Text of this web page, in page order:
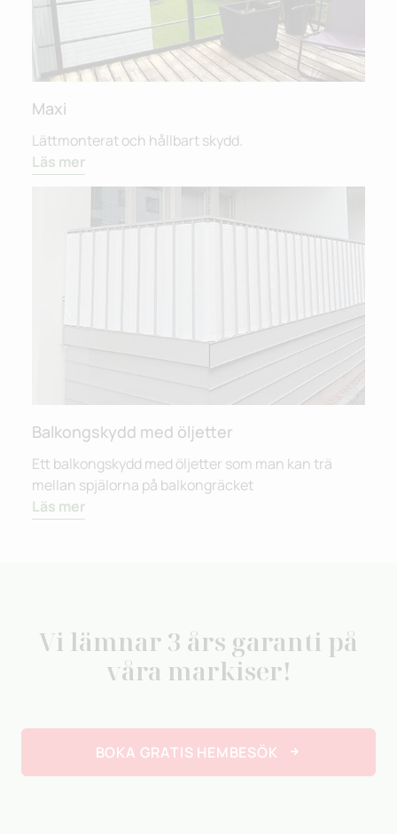
Maxi
Lättmonterat och hållbart skydd.
Läs mer
Balkongskydd med öljetter
Ett balkongskydd med öljetter som man kan trä
mellan spjälorna på balkongräcket
Läs mer
Vi lämnar 3 års garanti på
våra markiser!
BOKA GRATIS HEMBESÖK